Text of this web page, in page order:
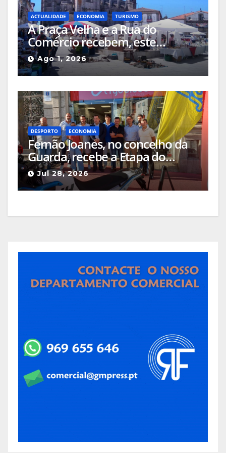
ACTUALIDADE ECONOMIA TURISMO
A Praça Velha e a Rua do
Comércio recebem, este
domingo, a Feira de
Antiguidades e Colecionismo
Ago 1, 2026
DESPORTO ECONOMIA
Fernão Joanes, no concelho da
Guarda, recebe a Etapa do
Campeonato Nacional de
Supercross a 8 de agosto
Jul 28, 2026